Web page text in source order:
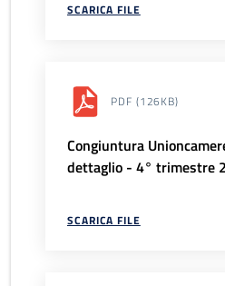
SCARICA FILE
PDF (126KB)
Congiuntura
dettaglio - 4° trimestre
SCARICA FILE